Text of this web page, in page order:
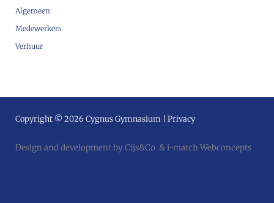
Algemeen
Medewerkers
Verhuur
Copyright © 2026 Cygnus Gymnasium | Privacy
Design and development by Cijs&Co &i-match Webconcepts